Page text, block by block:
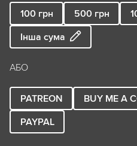
100 грн 500 грн
Інша сума
АБО
PATREON BUY ME A
PAYPAL